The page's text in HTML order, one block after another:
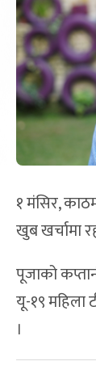
१ मंसिर,
खुब खर्चामा
पूजाको
यू-१९ महिला
।